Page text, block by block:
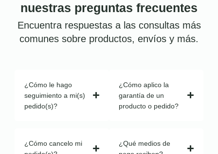
nuestras preguntas frecuentes
Encuentra respuestas a las consultas más
comunes sobre productos, envíos y más.
¿Cómo le hago
seguimiento a mi(s)
pedido(s)?
¿Cómo cancelo mi
¿Cómo aplico la
garantía de un
producto o pedido?
¿Qué medios de